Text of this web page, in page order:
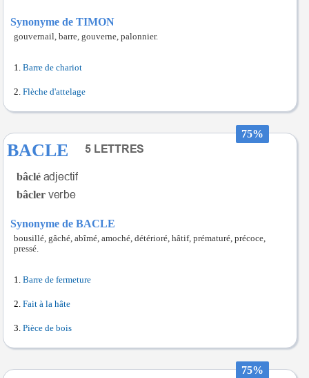
Synonyme de TIMON
gouvernail, barre, gouverne, palonnier.
Barre de chariot
Flèche d'attelage
75%
BACLE
bâclé
bâcler
Synonyme de BACLE
bousillé, gâché, abîmé, amoché, détérioré, hâtif, prématuré, précoce,
pressé.
Barre de fermeture
Fait à la hâte
Pièce de bois
75%